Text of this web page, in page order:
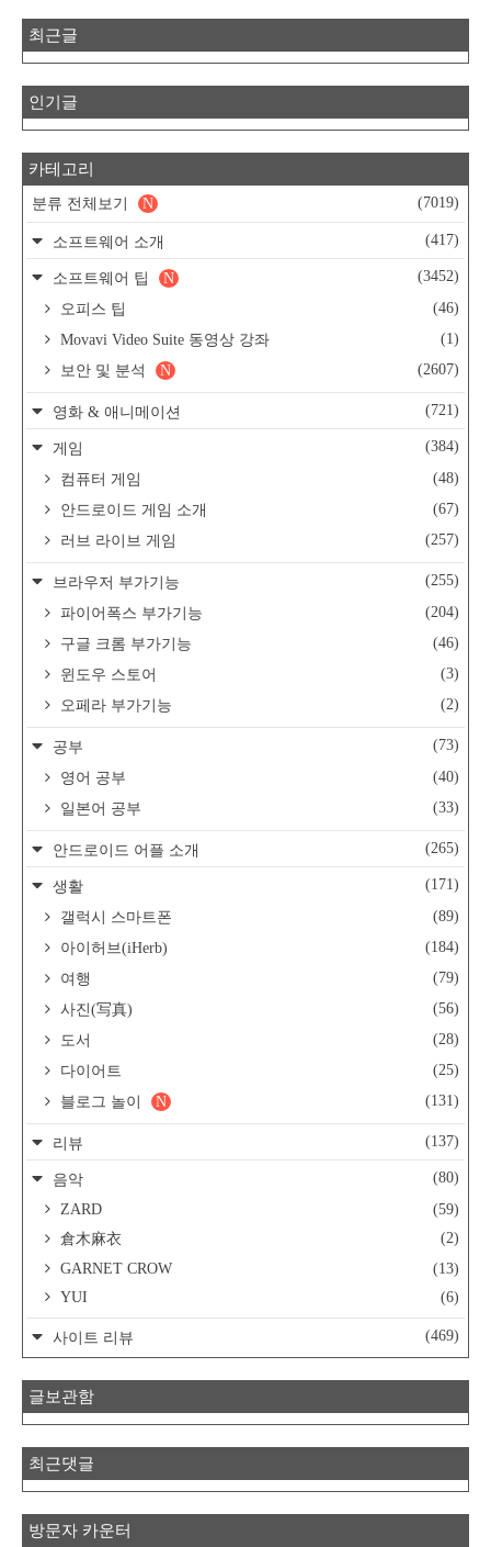
최근글
인기글
카테고리
분류 전체보기 (7019)
N
소프트웨어 소개 (417)
소프트웨어 팁 (3452)
N
오피스 팁
(46)
Movavi Video Suite 동영상 강좌
(1)
보안 및 분석
(2607)
N
영화 & 애니메이션 (721)
게임
(384)
컴퓨터 게임
(48)
안드로이드 게임 소개
(67)
러브 라이브 게임
(257)
브라우저 부가기능
(255)
파이어폭스 부가기능
(204)
구글 크롬 부가기능
(46)
윈도우 스토어
(3)
오페라 부가기능
(2)
공부
(73)
영어 공부
(40)
일본어 공부
(33)
안드로이드 어플 소개 (265)
생활
(171)
갤럭시 스마트폰
(89)
아이허브(iHerb)
(184)
여행
(79)
사진(写真)
(56)
도서
(28)
다이어트
(25)
블로그 놀이
(131)
N
리뷰 (137)
음악
(80)
ZARD
(59)
倉木麻衣
(2)
GARNET CROW
(13)
YUI
(6)
사이트 리뷰 (469)
글보관함
최근댓글
방문자 카운터